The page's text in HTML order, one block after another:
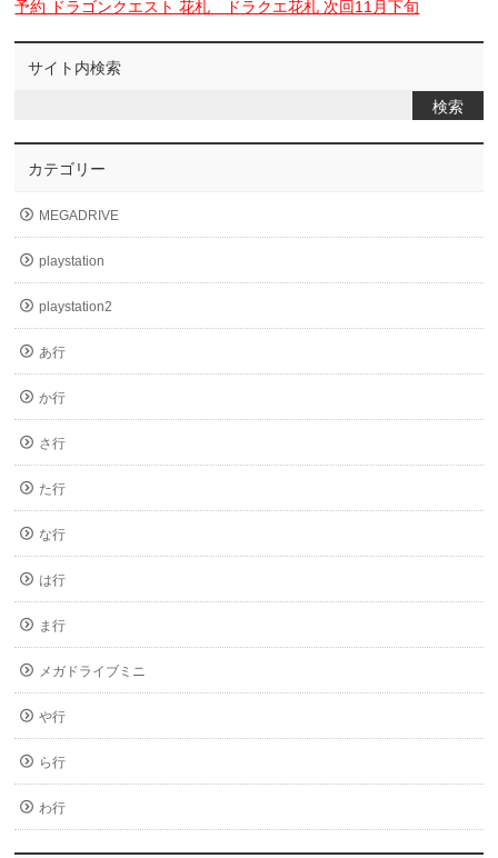
予約 ドラゴンクエスト 花札 ドラクエ花札 次回11月下旬
サイト内検索
カテゴリー
MEGADRIVE
playstation
playstation2
あ行
か行
さ行
た行
な行
は行
ま行
メガドライブミニ
や行
ら行
わ行